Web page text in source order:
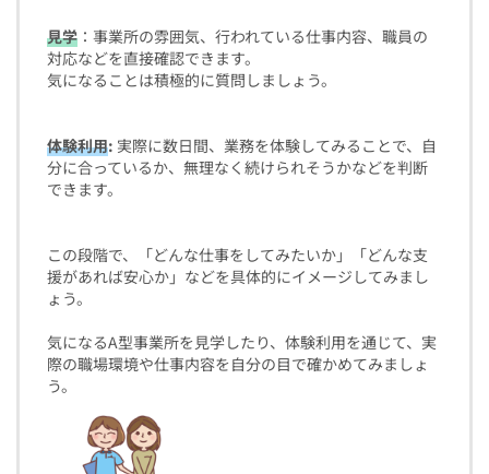
見学 ：事業所の雰囲気、行われている仕事内容、職員の
対応などを直接確認できます。
気になることは積極的に質問しましょう。
体験利用: 実際に数日間、業務を体験してみることで、自
分に合っているか、無理なく続けられそうかなどを判断
できます。
この段階で、「どんな仕事をしてみたいか」「どんな支
援があれば安心か」などを具体的にイメージしてみまし
ょう。
気になるA型事業所を見学したり、体験利用を通じて、実
際の職場環境や仕事内容を自分の目で確かめてみましょ
う。